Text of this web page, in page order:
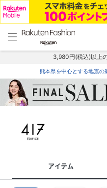
menu home
トップ
3,980円(税込)以上
熊本県を中心とする地震
アイテム